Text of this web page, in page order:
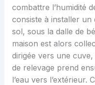
combattre l’humidité
consiste à installer
sol, sous la dalle de
maison est alors
dirigée vers une
de relevage prend
l’eau vers l’extérieur.